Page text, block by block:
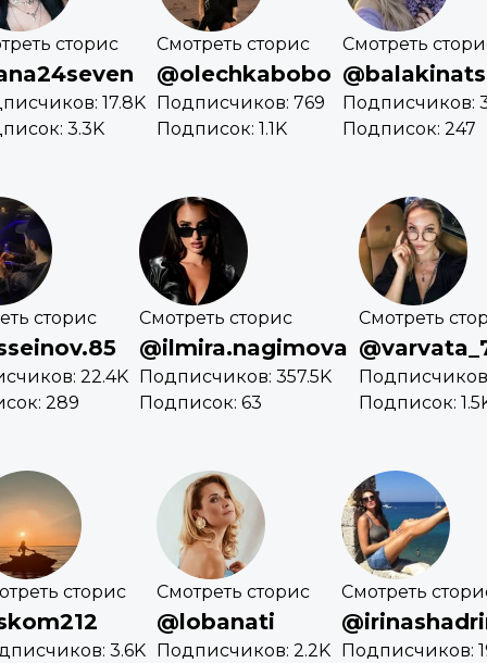
сторис
17.8K
3.3K
Смотреть сторис
@olechkabobo
Подписчиков: 769
Подписок: 1.1K
Смотреть
@balakinats
Подписчиков:
Подписок: 247
сторис
22.4K
289
Смотреть сторис
@ilmira.nagimova
Подписчиков: 357.5K
Подписок: 63
Смотреть
Подписок:
сторис
3.6K
Смотреть сторис
@lobanati
Подписчиков: 2.2K
Смотреть
Подписчиков: